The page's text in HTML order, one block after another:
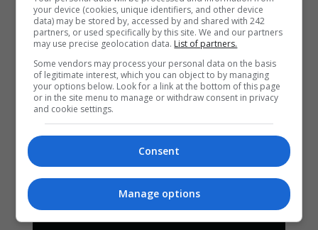
your device (cookies, unique identifiers, and other device
data) may be stored by, accessed by and shared with 242
partners, or used specifically by this site. We and our partners
may use precise geolocation data. List of partners.
Some vendors may process your personal data on the basis
of legitimate interest, which you can object to by managing
your options below. Look for a link at the bottom of this page
or in the site menu to manage or withdraw consent in privacy
and cookie settings.
Consent
Manage options